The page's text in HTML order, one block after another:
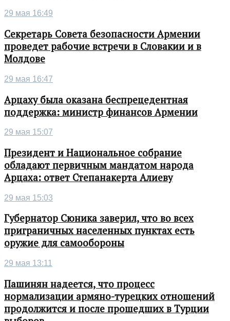
29 мая 16:49
Секретарь Совета безопасности Армении
проведет рабочие встречи в Словакии и в
Молдове
29 мая 16:47
Арцаху была оказана беспрецедентная
поддержка: министр финансов Армении
29 мая 15:07
Президент и Национальное собрание
обладают первичным мандатом народа
Арцаха: ответ Степанакерта Алиеву
29 мая 15:03
Губернатор Сюника заверил, что во всех
приграничных населенных пунктах есть
оружие для самообороны
29 мая 13:11
Пашинян надеется, что процесс
нормализации армяно-турецких отношений
продолжится и после прошедших в Турции